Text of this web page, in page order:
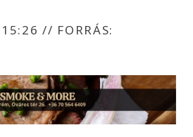
15:26// FORRÁS: